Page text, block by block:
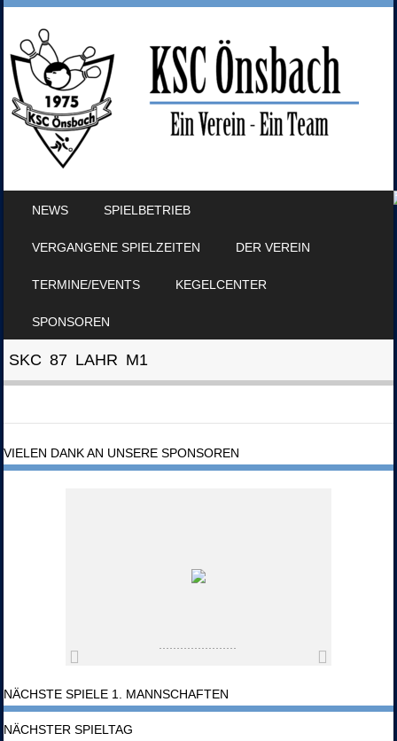
NEWS SPIELBETRIEB
VERGANGENE SPIELZEITEN DER VEREIN
TERMINE/EVENTS KEGELCENTER
SPONSOREN
SKC 87 LAHR M1
VIELEN DANK AN UNSERE SPONSOREN
NÄCHSTE SPIELE 1. MANNSCHAFTEN
NÄCHSTER SPIELTAG